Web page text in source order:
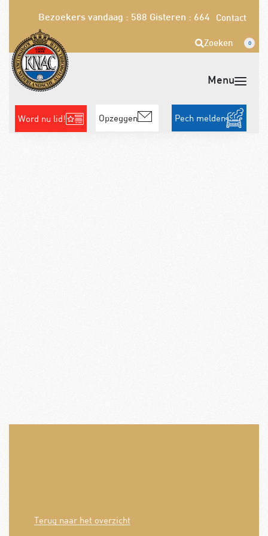
Bezoekers vandaag : 588 Gisteren : 664 Contact
Zoeken 0
Word nu lid! Opzeggen Pech melden
Terug naar het overzicht